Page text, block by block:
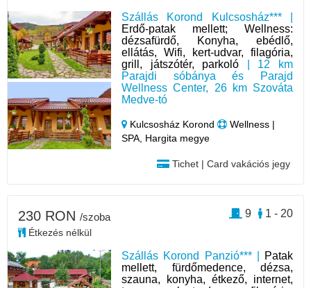
Szállás Korond Kulcsosház*** |
Erdő-patak mellett; Wellness:
dézsafürdő, Konyha, ebédlő,
ellátás, Wifi, kert-udvar, filagória,
grill, játszótér, parkoló | 12 km
Parajdi sóbánya és Parajd
Wellness Center, 26 km Szováta
Medve-tó
Kulcsosház Korond
Wellness |
SPA, Hargita megye
Tichet | Card vakációs jegy
Szállás Korond Panzió*** |
Patak
mellett, fürdőmedence, dézsa,
szauna, konyha, étkező, internet,
230 RON /szoba
Étkezés nélkül
1 - 20
9